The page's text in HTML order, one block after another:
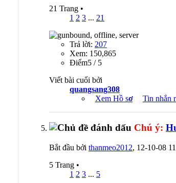
21 Trang •
1 2 3 ... 21
Trả lời: 207
Xem: 150,865
Ðiểm5 / 5
Viết bài cuối bởi
quangsang308
Xem Hồ sơ
Tin nhắn
Chú ý:
Bắt đầu bởi thanmeo2012, 12-10-08
5 Trang •
1 2 3 ... 5